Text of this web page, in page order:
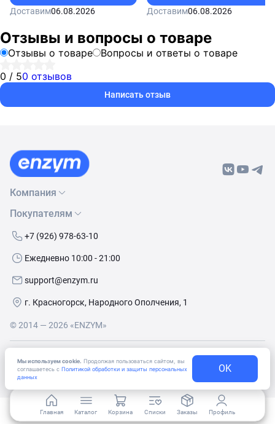
Мы используем cookie. Продолжая пользоваться сайтом, вы
соглашаетесь с Политикой обработки и защиты персональных
данных
OK
Доставим06.08.2026
Доставим06.08.2026
Отзывы и вопросы о товаре
Отзывы о товаре
Вопросы и ответы о товаре
0 / 50 отзывов
Написать отзыв
Компания
О нас
Бренды
Контакты
Покупателям
Как сделать заказ
Условия доставки
+7 (926) 978-63-10
Ежедневно 10:00 - 21:00
support@enzym.ru
г. Красногорск, Народного Ополчения, 1
© 2014 — 2026 «ENZYM»
Согласие
на получение рекламно-информационных
материалов
Главная Каталог Корзина Списки Заказы Профиль